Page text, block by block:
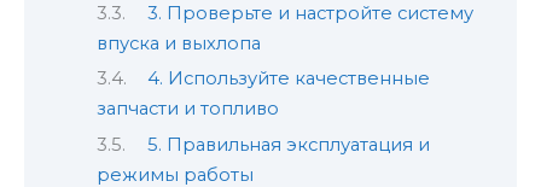
3. Проверьте и настройте систему
впуска и выхлопа
4. Используйте качественные
запчасти и топливо
5. Правильная эксплуатация и
режимы работы